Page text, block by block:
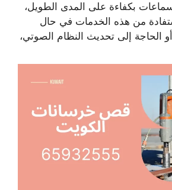
بكفاءة على المدى الطويل،
من هذه الخدمات في حال
إلى تحديث النظام الصوتي،